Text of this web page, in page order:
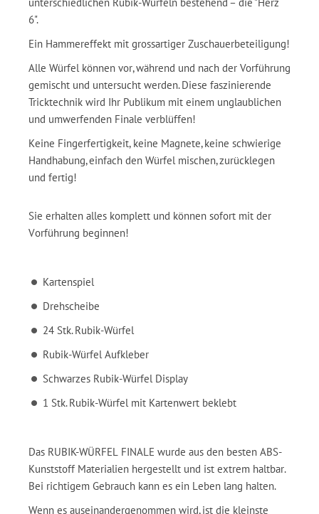
6".
Ein Hammereffekt mit grossartiger Zuschauerbeteiligung!
Alle Würfel können vor, während und nach der Vorführung
gemischt und untersucht werden. Diese faszinierende
Tricktechnik wird Ihr Publikum mit einem unglaublichen
und umwerfenden Finale verblüffen!
Keine Fingerfertigkeit, keine Magnete, keine schwierige
Handhabung, einfach den Würfel mischen, zurücklegen
und fertig!
Sie erhalten alles komplett und können sofort mit der
Vorführung beginnen!
Kartenspiel
Drehscheibe
24 Stk. Rubik-Würfel
Rubik-Würfel Aufkleber
Schwarzes Rubik-Würfel Display
1 Stk. Rubik-Würfel mit Kartenwert beklebt
Das RUBIK-WÜRFEL FINALE wurde aus den besten ABS-
Kunststoff Materialien hergestellt und ist extrem haltbar.
Bei richtigem Gebrauch kann es ein Leben lang halten.
Wenn es auseinandergenommen wird, ist die kleinste